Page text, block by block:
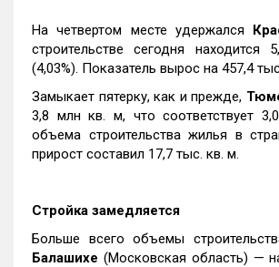
На четвертом месте удержался
строительстве сегодня
(4,03%). Показатель вырос на 457,4
Замыкает пятерку, как и прежде,
3,8 млн кв. м, что соответствует
объема строительства жилья в
прирост составил 17,7 тыс. кв. м.
Стройка замедляется
Больше всего объемы
Балашихе (Московская область) —